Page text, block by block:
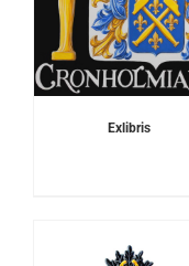
Exlibris